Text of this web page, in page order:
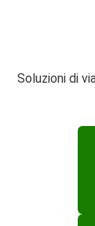
Soluzioni di